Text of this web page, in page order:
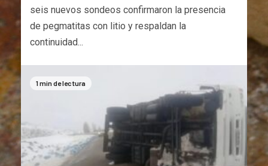
seis nuevos sondeos confirmaron la presencia
de pegmatitas con litio y respaldan la
continuidad...
1 min de lectura